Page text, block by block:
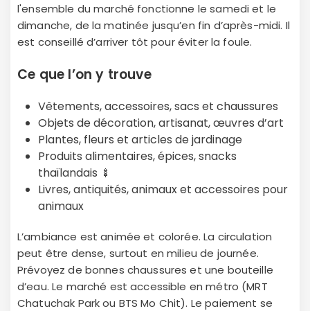
l'ensemble du marché fonctionne le samedi et le
dimanche, de la matinée jusqu’en fin d’après-midi. Il
est conseillé d’arriver tôt pour éviter la foule.
Ce que l’on y trouve
Vêtements, accessoires, sacs et chaussures
Objets de décoration, artisanat, œuvres d’art
Plantes, fleurs et articles de jardinage
Produits alimentaires, épices, snacks
thaïlandais 🍢
Livres, antiquités, animaux et accessoires pour
animaux
L’ambiance est animée et colorée. La circulation
peut être dense, surtout en milieu de journée.
Prévoyez de bonnes chaussures et une bouteille
d’eau. Le marché est accessible en métro (MRT
Chatuchak Park ou BTS Mo Chit). Le paiement se